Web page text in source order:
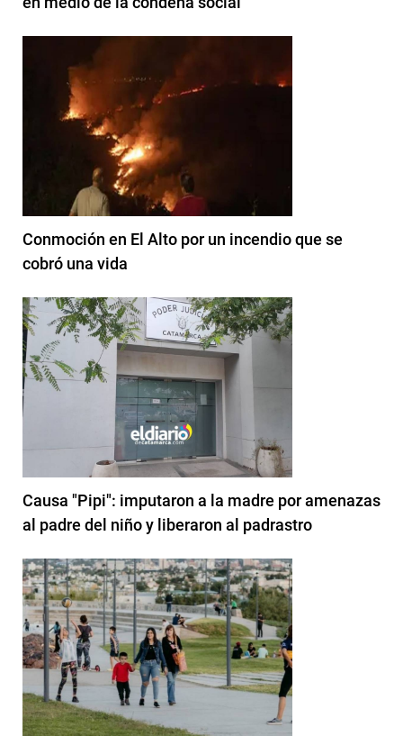
Conmoción en El Alto por un incendio que se
cobró una vida
Causa "Pipi": imputaron a la madre por amenazas
al padre del niño y liberaron al padrastro